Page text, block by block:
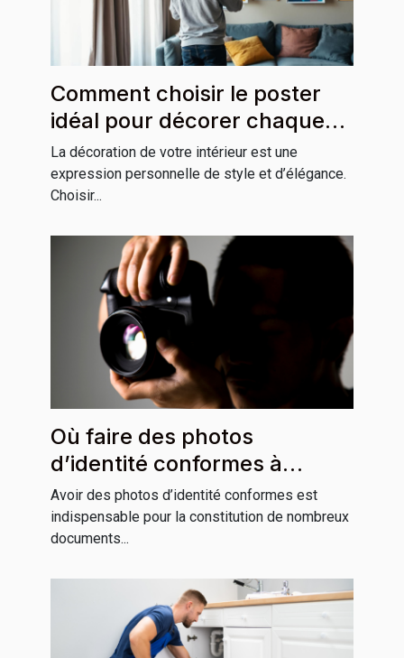
Comment choisir le poster
idéal pour décorer chaque
pièce de votre maison
La décoration de votre intérieur est une
expression personnelle de style et d’élégance.
Choisir...
Où faire des photos
d’identité conformes à
Grenoble ?
Avoir des photos d’identité conformes est
indispensable pour la constitution de nombreux
documents...